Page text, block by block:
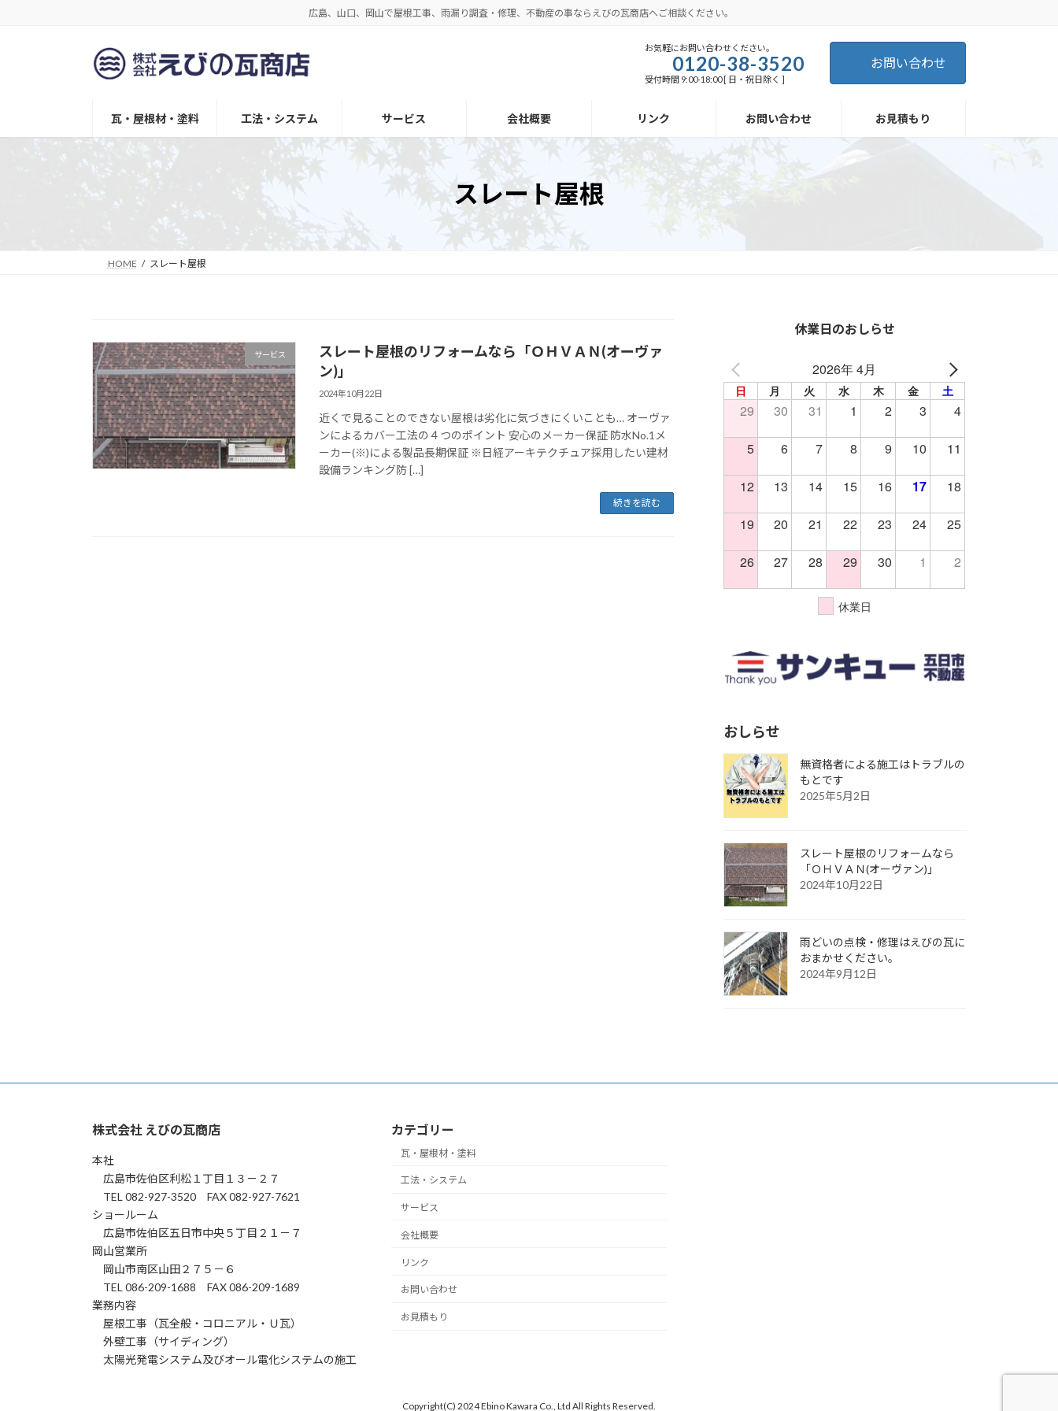
キ
に
広島、山口、岡山で屋根工事、雨漏り調査・修理、不動産の事ならえびの瓦商店へご相談ください。
お気軽にお問い合わせください。
0120-38-3520
受付時間 9:00-18:00 [ 日・祝日除く ]
お問い合わせ
瓦・屋根材・塗料 工法・システム サービス 会社概要 リンク お問い合わせ お見積もり
スレート屋根
HOME スレート屋根
サービス
スレート屋根のリフォームなら「ＯＨＶＡＮ(オーヴァ
ン)」
2024年10月22日
近くで見ることのできない屋根は劣化に気づきにくいことも… オーヴァ
ンによるカバー工法の４つのポイント 安心のメーカー保証 防水No.1メ
ーカー(※)による製品長期保証 ※日経アーキテクチュア採用したい建材
設備ランキング防 […]
続きを読む
休業日のおしらせ
2026年 4月
日 月 火 水 木 金 土
29 30 31 1 2 3 4
5 6 7 8 9 10 11
12 13 14 15 16 17 18
19 20 21 22 23 24 25
26 27 28 29 30 1 2
休業日
おしらせ
無資格者による施工はトラブルの
もとです
2025年5月2日
スレート屋根のリフォームなら
「ＯＨＶＡＮ(オーヴァン)」
2024年10月22日
雨どいの点検・修理はえびの瓦に
おまかせください。
2024年9月12日
株式会社 えびの瓦商店
本社
広島市佐伯区利松１丁目１３－２７
TEL 082-927-3520 FAX 082-927-7621
ショールーム
広島市佐伯区五日市中央５丁目２１－７
岡山営業所
岡山市南区山田２７５－６
TEL 086-209-1688 FAX 086-209-1689
業務内容
屋根工事（瓦全般・コロニアル・Ｕ瓦）
外壁工事（サイディング）
太陽光発電システム及びオール電化システムの施工
カテゴリー
瓦・屋根材・塗料
工法・システム
サービス
会社概要
リンク
お問い合わせ
お見積もり
Copyright(C) 2024 Ebino Kawara Co., Ltd All Rights Reserved.